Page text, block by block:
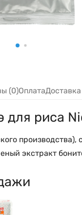
(0)ОплатаДоставка
для риса
экстракт